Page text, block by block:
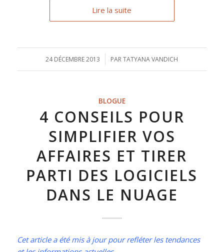
Lire la suite
24 DÉCEMBRE 2013
/ PARTATYANA VANDICH
BLOGUE
4 CONSEILS POUR
SIMPLIFIER VOS
AFFAIRES ET TIRER
PARTI DES LOGICIELS
DANS LE NUAGE
Cet article a été mis à jour pour refléter les tendances